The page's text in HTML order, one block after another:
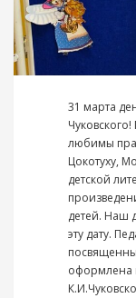
31 марта
любимы
Цокотуху,
детской
детей. Наш
эту дату.
оформлена